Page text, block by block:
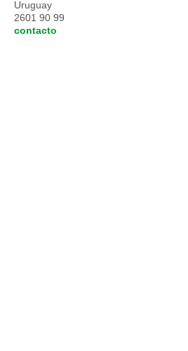
Uruguay
2601 90 99
contacto